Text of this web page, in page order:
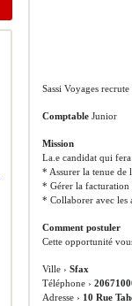
Sassi Voyages recrute
Comptable Junior
Mission
La.e candidat qui
* Assurer la tenue de
* Gérer la facturation
* Collaborer avec les
Comment postuler
Cette opportunité
Ville ›Sfax
Téléphone ›
Adresse › 10 Rue